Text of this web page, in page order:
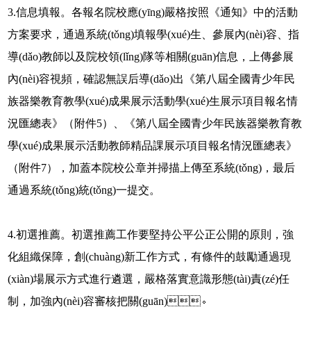
3.信息填報。各報名院校應(yīng)嚴格按照《通知》中的活動
方案要求，通過系統(tǒng)填報學(xué)生、參展內(nèi)容、指
導(dǎo)教師以及院校領(lǐng)隊等相關(guān)信息，上傳參展
內(nèi)容視頻，確認無誤后導(dǎo)出《第八屆全國青少年民
族器樂教育教學(xué)成果展示活動學(xué)生展示項目報名情
況匯總表》（附件5）、《第八屆全國青少年民族器樂教育教
學(xué)成果展示活動教師精品課展示項目報名情況匯總表》
（附件7），加蓋本院校公章并掃描上傳至系統(tǒng)，最后
通過系統(tǒng)統(tǒng)一提交。
4.初選推薦。初選推薦工作要堅持公平公正公開的原則，強
化組織保障，創(chuàng)新工作方式，有條件的鼓勵通過現
(xiàn)場展示方式進行遴選，嚴格落實意識形態(tài)責(zé)任
制，加強內(nèi)容審核把關(guān)。